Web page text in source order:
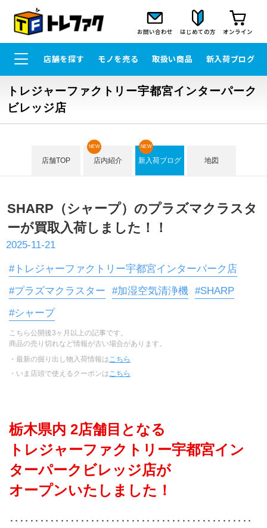
お問い合わせ はじめての方 オンライン
店舗を探す モノを売る 取扱い商品 新入荷ブログ
トレジャーファクトリー宇都宮インターパーク
ビレッジ店
店舗TOP 店内紹介
NEW
新入荷ブログ
NEW
地図
SHARP（シャープ）のプラズマクラスタ
ーが買取入荷しました！！
2025-11-21
#トレジャーファクトリー宇都宮インターパーク店
#プラズマクラスター
#加湿空気清浄機
#SHARP
#シャープ
こちら公開後3ヶ月以上の記事です。
商品の売り切れなど情報が古い場合があります。
・最新の掘り出し物入荷情報は こちら
・いま店頭で使えるクーポンは こちら
栃木県内 2店舗目となる
トレジャーファクトリー宇都宮イン
ターパークビレッジ店が
オープンいたしました！
‥‥‥‥‥‥‥‥‥‥‥‥‥‥‥‥‥‥‥‥‥‥‥‥